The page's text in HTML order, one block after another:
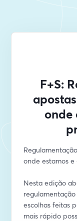
F+S:
onde
onde estamos e
Nesta edição
escolhas feitas
mais rápido